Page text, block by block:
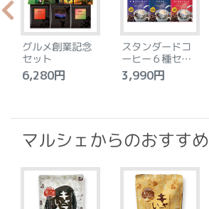
グルメ創業記念
セット
6,280円
スタンダードコ
ーヒー６種セッ
ト
3,990円
マルシェからのおすすめ